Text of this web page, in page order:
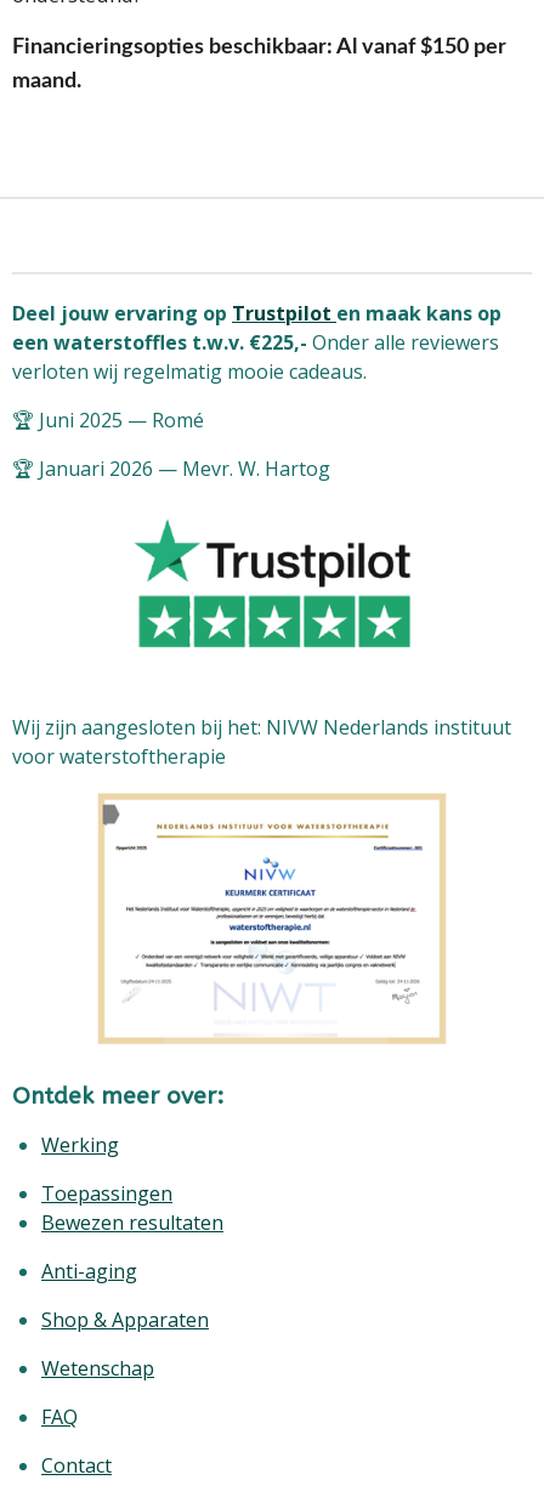
Financieringsopties beschikbaar: Al vanaf $150 per
maand.
Deel jouw ervaring op Trustpilot en maak kans op
een waterstoffles t.w.v. €225,- Onder alle reviewers
verloten wij regelmatig mooie cadeaus.
🏆 Juni 2025 — Romé
🏆 Januari 2026 — Mevr. W. Hartog
Wij zijn aangesloten bij het: NIVW Nederlands instituut
voor waterstoftherapie
Ontdek meer over:
Werking
Toepassingen
Bewezen resultaten
Anti-aging
Shop & Apparaten
Wetenschap
FAQ
Contact